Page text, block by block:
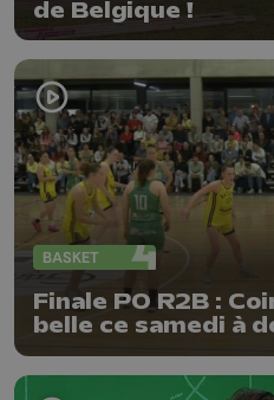
de Belgique !
BASKET
Finale PO R2B :
belle ce samedi à